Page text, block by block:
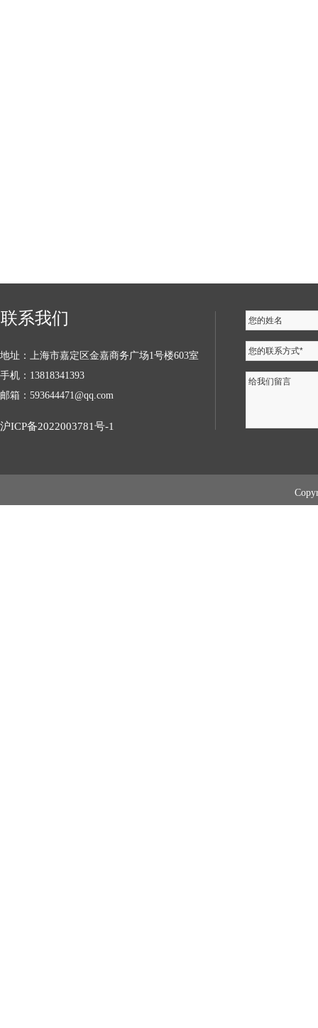
沪ICP备2022003781号-1
您的姓名
您的联系方式*
给我们留言
联系我们
地址：上海市嘉定区金嘉商务广场1号楼603室
手机：13818341393
邮箱：593644471@qq.com